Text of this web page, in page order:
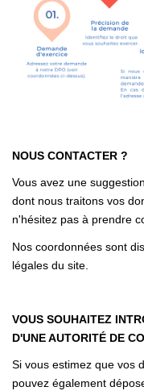
NOUS CONTACTER ?
Vous avez une
dont nous traitons vos
n'hésitez pas à prendre
Nos coordonnées sont
légales du site.
VOUS SOUHAITEZ
D'UNE AUTORITÉ DE
Si vous estimez que vos
pouvez également